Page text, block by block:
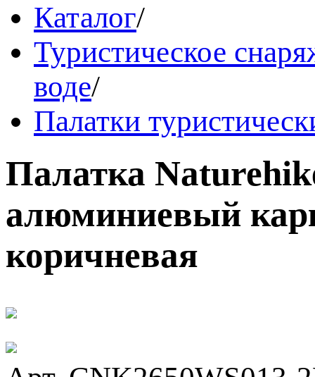
Каталог/
Туристическое
воде/
Палатки
Палатка
алюминиевый
коричневая